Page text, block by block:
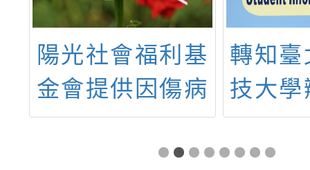
陽光社會福利基
金會提供因傷病
致【全身任一部
位】 有不一樣
轉知
技大
場次
度五